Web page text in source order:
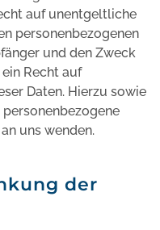
auf unentgeltliche
personenbezogenen
und den Zweck
Recht auf
Daten. Hierzu sowie
uns wenden.
der